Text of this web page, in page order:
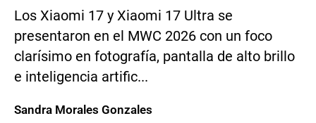
Los Xiaomi 17 y Xiaomi 17 Ultra se
presentaron en el MWC 2026 con un foco
clarísimo en fotografía, pantalla de alto brillo
e inteligencia artific...
Sandra Morales Gonzales